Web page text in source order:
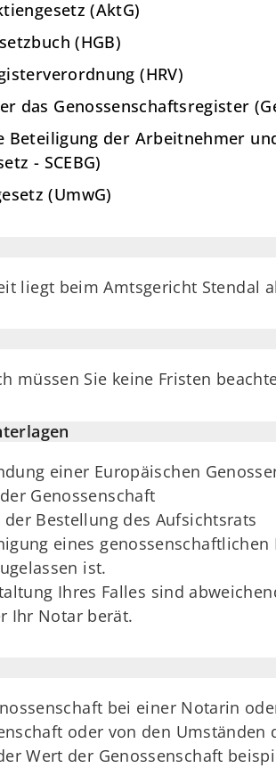
(AktG)
(HGB)
(HRV)
das Genossenschaftsregister
Beteiligung der Arbeitnehmer
- SCEBG)
(UmwG)
liegt beim Amtsgericht Stendal
Sie keine Fristen
einer Europäischen
Genossenschaft
der Bestellung des Aufsichtsrats
eines
ist.
Ihres Falles sind
Ihr Notar berät.
bei einer Notarin
oder von den Umständen
Wert der Genossenschaft